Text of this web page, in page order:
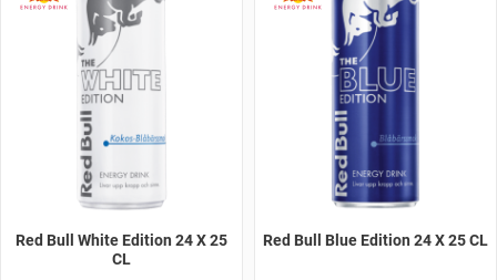
Red Bull White Edition 24 X 25
CL
Red Bull Blue Edition 24 X 25 CL